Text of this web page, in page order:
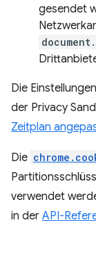
gesendet
Die
der Privacy
Zeitplan
Die
verwendet
in der API-